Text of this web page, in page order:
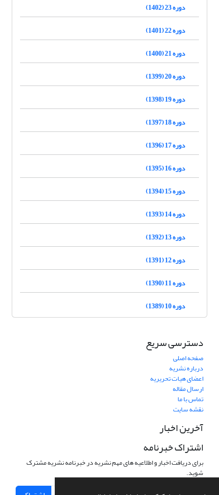
دوره 23 (1402)
دوره 22 (1401)
دوره 21 (1400)
دوره 20 (1399)
دوره 19 (1398)
دوره 18 (1397)
دوره 17 (1396)
دوره 16 (1395)
دوره 15 (1394)
دوره 14 (1393)
دوره 13 (1392)
دوره 12 (1391)
دوره 11 (1390)
دوره 10 (1389)
دسترسی سریع
صفحه اصلی
درباره نشریه
اعضای هیات تحریریه
ارسال مقاله
تماس با ما
نقشه سایت
آخرین اخبار
اشتراک خبرنامه
برای دریافت اخبار و اطلاعیه های مهم نشریه در خبرنامه نشریه مشترک
شوید.